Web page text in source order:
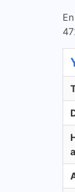
En